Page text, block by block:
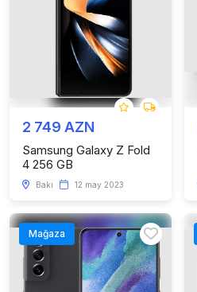
2 749 AZN
Samsung Galaxy Z Fold
4 256 GB
Bakı 12 may 2023
Mağaza